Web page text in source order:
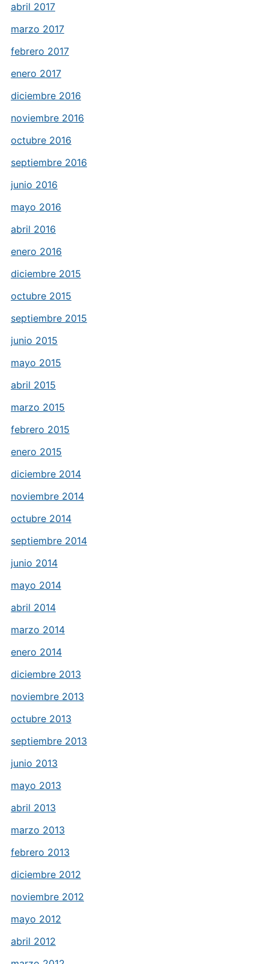
abril 2017
marzo 2017
febrero 2017
enero 2017
diciembre 2016
noviembre 2016
octubre 2016
septiembre 2016
junio 2016
mayo 2016
abril 2016
enero 2016
diciembre 2015
octubre 2015
septiembre 2015
junio 2015
mayo 2015
abril 2015
marzo 2015
febrero 2015
enero 2015
diciembre 2014
noviembre 2014
octubre 2014
septiembre 2014
junio 2014
mayo 2014
abril 2014
marzo 2014
enero 2014
diciembre 2013
noviembre 2013
octubre 2013
septiembre 2013
junio 2013
mayo 2013
abril 2013
marzo 2013
febrero 2013
diciembre 2012
noviembre 2012
mayo 2012
abril 2012